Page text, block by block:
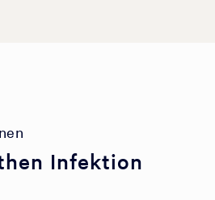
Infektion